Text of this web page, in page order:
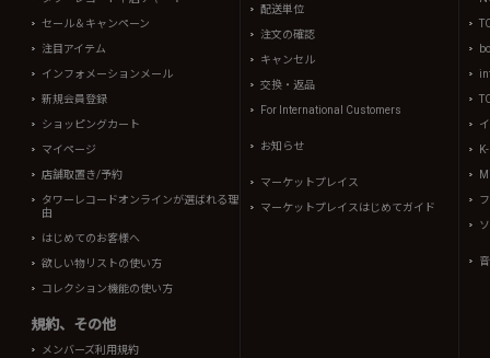
セール＆キャンペーン
注目アイテム
インフォメーションメール
新規会員登録
ショッピングカート
マイページ
店舗取置き/予約
タワーレコードオンラインが選ばれる理
由
はじめてのお客様へ
欲しい物リストの使い方
コレクション機能の使い方
規約、その他
メンバーズ利用規約
配送単位
注文の確認
キャンセル
交換・返品
For International Customers
お知らせ
マーケットプレイス
マーケットプレイスはじめてガイド